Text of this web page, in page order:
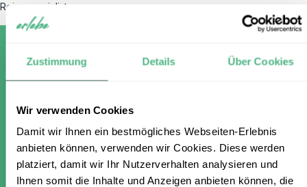
Zustimmung Details Über Cookies
Wir verwenden Cookies
Damit wir Ihnen ein bestmögliches Webseiten-Erlebnis
anbieten können, verwenden wir Cookies. Diese werden
platziert, damit wir Ihr Nutzerverhalten analysieren und
Ihnen somit die Inhalte und Anzeigen anbieten können, die
Reisespezialisten.
kostenlosen Newsletter an und
erhalten Sie einen 100 €
Gutschein